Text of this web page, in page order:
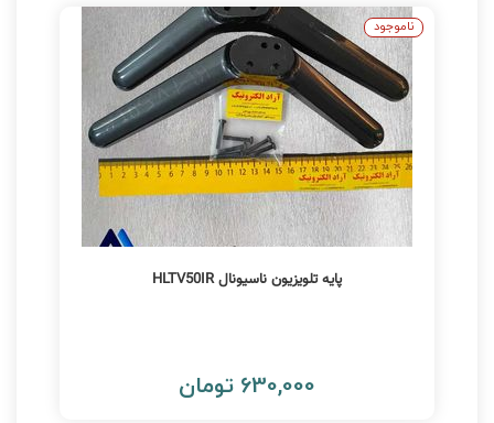
پایه تلویزیون ناسیونال HLTV50IR
630,000 تومان
ناموجود